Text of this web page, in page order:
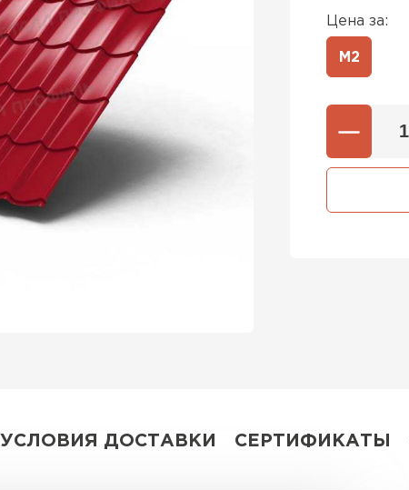
Цена за:
М2
УСЛОВИЯ ДОСТАВКИ СЕРТИФИКАТЫ